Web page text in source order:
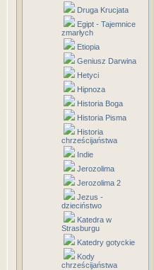
Druga Krucjata
Egipt - Tajemnice
zmarłych
Etiopia
Geniusz Darwina
Hetyci
Hipnoza
Historia Boga
Historia Pisma
Historia
chrześcijaństwa
Indie
Jerozolima
Jerozolima 2
Jezus -
dzieciństwo
Katedra w
Strasburgu
Katedry gotyckie
Kody
chrześcijaństwa